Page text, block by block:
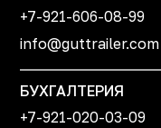
+7-921-606-08-99
info@guttrailer.com
БУХГАЛТЕРИЯ
+7-921-020-03-09